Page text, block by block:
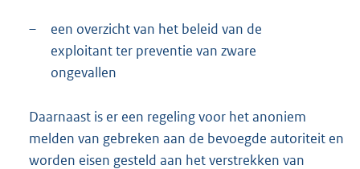
–
een overzicht van het beleid van de
exploitant ter preventie van zware
ongevallen
Daarnaast is er een regeling voor het anoniem
melden van gebreken aan de bevoegde autoriteit en
worden eisen gesteld aan het verstrekken van